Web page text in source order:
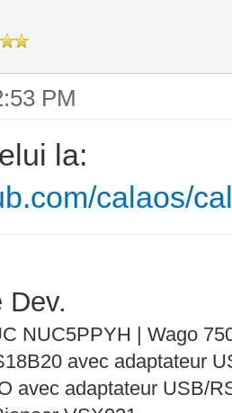
PM
la:
calaos/
Dev.
NUC5PPYH | Wago
avec adaptateur
avec adaptateur USB/